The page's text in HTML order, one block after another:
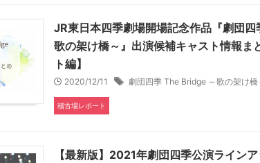
JR東日本四季劇場開場記念作品『劇団
歌の架け橋～』出演候補キャスト情報ま
ト編】
2020/12/11 劇団四季 The Bridge ～歌の架け橋
稽古場レポート
【最新版】2021年劇団四季公演ライン